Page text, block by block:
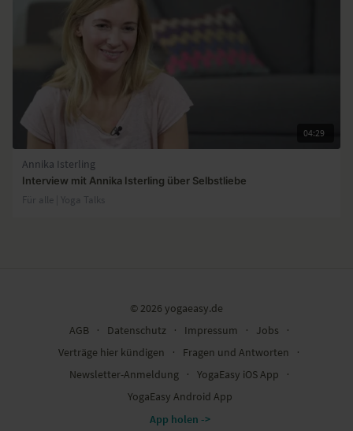
04:29
Annika Isterling
Interview mit Annika Isterling über Selbstliebe
Für alle | Yoga Talks
© 2026 yogaeasy.de
AGB
∙ Datenschutz ∙ Impressum ∙ Jobs
∙
Verträge hier kündigen
∙ Fragen und Antworten
∙
Newsletter-Anmeldung
∙ YogaEasy iOS App
∙
YogaEasy Android App
App holen ->